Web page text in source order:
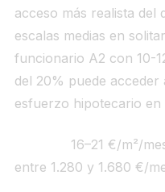
acceso más realista del
escalas medias en
funcionario A2 con 10-
del 20% puede
esfuerzo hipotecario
16–21 €/m²/
entre 1.280 y 1.680 €/